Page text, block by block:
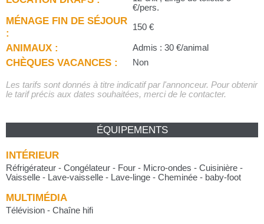
€/pers.
MÉNAGE FIN DE SÉJOUR
:
150 €
ANIMAUX : Admis : 30 €/animal
CHÈQUES VACANCES : Non
Les tarifs sont donnés à titre indicatif par l'annonceur. Pour obtenir
le tarif précis aux dates souhaitées, merci de le contacter.
ÉQUIPEMENTS
INTÉRIEUR
Réfrigérateur - Congélateur - Four - Micro-ondes - Cuisinière -
Vaisselle - Lave-vaisselle - Lave-linge - Cheminée - baby-foot
MULTIMÉDIA
Télévision - Chaîne hifi